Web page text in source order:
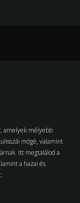
amelyek mélyebb
mögé, valamint
Itt megtalálod a
a hazai és